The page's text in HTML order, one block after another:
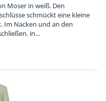
Moser in weiß. Den
schmückt eine kleine
Im Nacken und an den
in...